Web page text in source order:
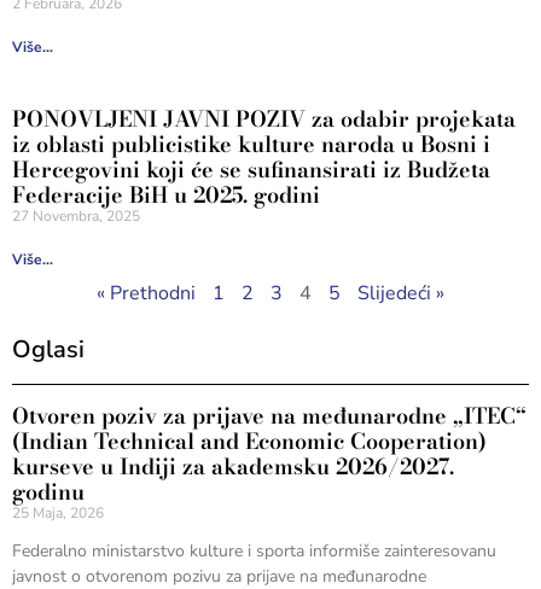
Više...
PONOVLJENI JAVNI POZIV za odabir projekata
iz oblasti publicistike kulture naroda u Bosni i
Hercegovini koji će se sufinansirati iz Budžeta
Federacije BiH u 2025. godini
27 Novembra, 2025
Više...
« Prethodni 1 2 3 4 5 Slijedeći »
Oglasi
Otvoren poziv za prijave na međunarodne „ITEC“
(Indian Technical and Economic Cooperation)
kurseve u Indiji za akademsku 2026/2027.
godinu
25 Maja, 2026
Federalno ministarstvo kulture i sporta informiše zainteresovanu
javnost o otvorenom pozivu za prijave na međunarodne